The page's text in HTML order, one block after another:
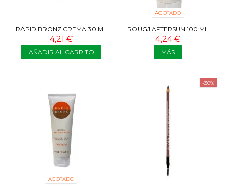
RAPID BRONZ CREMA 30 ML
4,21 €
AÑADIR AL CARRITO
AGOTADO
ROUGJ AFTERSUN 100 ML
4,24 €
MÁS
AGOTADO
-30%